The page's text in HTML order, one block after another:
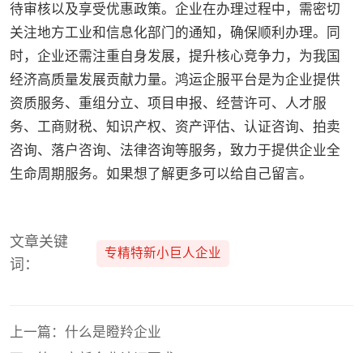
待审核以及享受优惠政策。企业在办理过程中，需密切
关注地方工业和信息化部门的通知，确保顺利办理。同
时，企业还需注重自身发展，提升核心竞争力，为我国
经济高质量发展贡献力量。鸿运企服平台是为企业提供
资质服务、重组分立、项目申报、经营许可、人才服
务、工商财税、知识产权、资产评估、认证咨询、拍卖
咨询、落户咨询、法律咨询等服务，致力于提供企业全
生命周期服务。如果想了解更多可以给自己留言。
文章关键
词：
专精特新小巨人企业
上一篇：什么是瞪羚企业